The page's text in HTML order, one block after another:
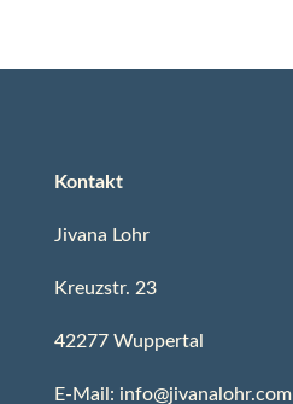
Kontakt
Jivana Lohr
Kreuzstr. 23
42277 Wuppertal
E-Mail: info@jivanalohr.com